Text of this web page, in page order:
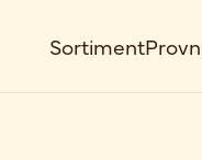
Sortiment